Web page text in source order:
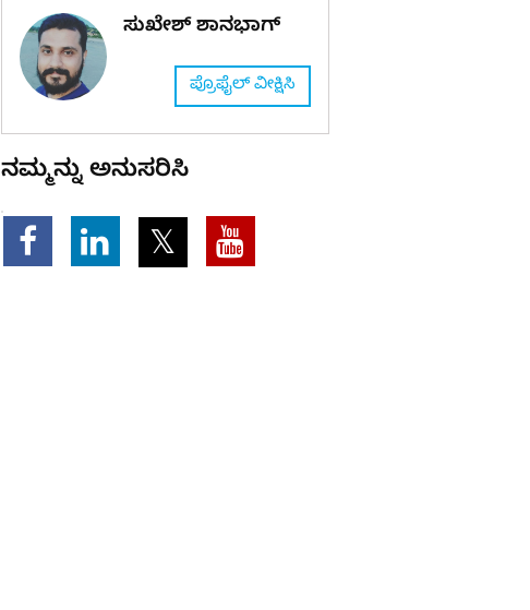
ಸುಖೇಶ್ ಶಾನಭಾಗ್
ಪ್ರೊಫೈಲ್ ವೀಕ್ಷಿಸಿ
ನಮ್ಮನ್ನು ಅನುಸರಿಸಿ